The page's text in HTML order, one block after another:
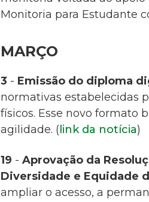
Monitoria para Estudante
MARÇO
3 - Emissão do diploma
normativas estabelecidas
físicos. Esse novo formato
agilidade. ( link da notícia)
19 - Aprovação da
Diversidade e Equidade
ampliar o acesso, a